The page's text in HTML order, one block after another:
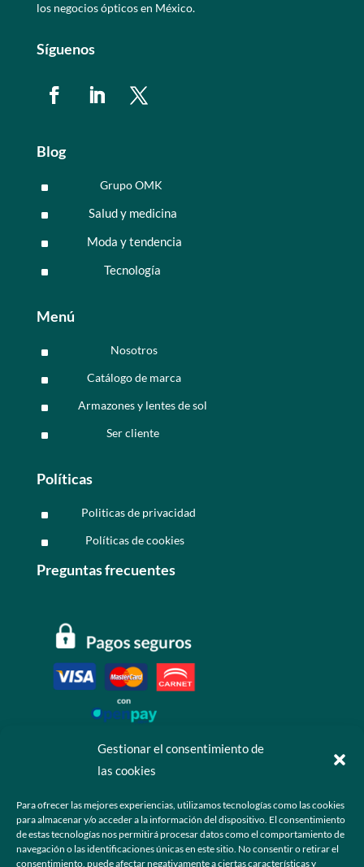
Gestionar el consentimiento de
las cookies
Para ofrecer las mejores experiencias, utilizamos tecnologías como las cookies
para almacenar y/o acceder a la información del dispositivo. El consentimiento
de estas tecnologías nos permitirá procesar datos como el comportamiento de
navegación o las identificaciones únicas en este sitio. No consentir o retirar el
consentimiento, puede afectar negativamente a ciertas características y
los negocios ópticos en México.
Síguenos
Blog
^ Grupo OMK
^ Salud y medicina
^ Moda y tendencia
^ Tecnología
Menú
^ Nosotros
^ Catálogo de marca
^ Armazones y lentes de sol
^ Ser cliente
Políticas
^ Politicas de privacidad
^ Políticas de cookies
Preguntas frecuentes
 +52 55 6173 7725 (Ventas)
 hola@grupo-omk.com